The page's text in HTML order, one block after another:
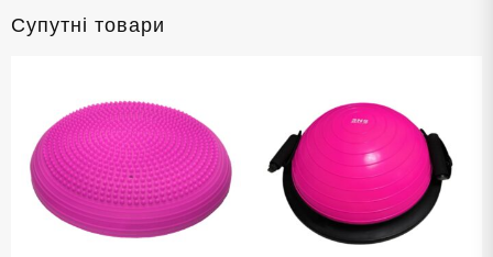
Супутні товари